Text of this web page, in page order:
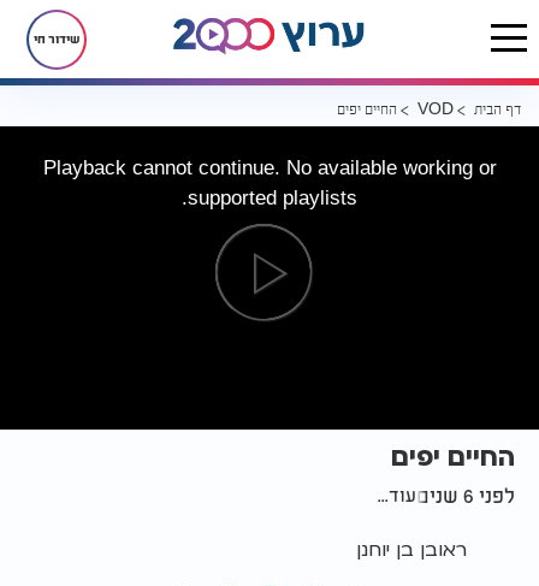
שידור חי
דף הבית VOD החיים יפים
Playback cannot continue. No available working or
supported playlists.
החיים יפים
לפני 6 שנים עוד...
ראובן בן יוחנן